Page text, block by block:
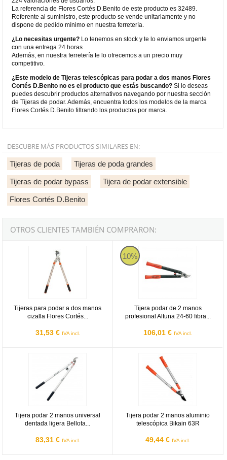
La referencia de Flores Cortés D.Benito de este producto es 32489.
Referente al suministro, este producto se vende unitariamente y no
dispone de pedido mínimo en nuestra ferretería.
¿Lo necesitas urgente? Lo tenemos en stock y te lo enviamos urgente
con una entrega 24 horas .
Además, en nuestra ferretería te lo ofrecemos a un precio muy
competitivo.
¿Este modelo de Tijeras telescópicas para podar a dos manos Flores
Cortés D.Benito no es el producto que estás buscando? Si lo deseas
puedes descubrir productos alternativos navegando por nuestra sección
de Tijeras de podar. Además, encuentra todos los modelos de la marca
Flores Cortés D.Benito filtrando los productos por marca.
DESCUBRE MÁS PRODUCTOS SIMILARES EN:
Tijeras de poda Tijeras de poda grandes
Tijeras de podar bypass Tijera de podar extensible
Flores Cortés D.Benito
OTROS CLIENTES TAMBIÉN COMPRARON:
Tijeras para podar a dos manos
cizalla Flores Cortés...
31,53 € IVA incl.
Tijeras para podar a dos manos cizalla Flores Cortés D.Benito
10%
Tijera podar de 2 manos
profesional Altuna 24-60 fibra...
106,01 € IVA incl.
Tijera podar de 2 manos
Tijera podar 2 manos universal
dentada ligera Bellota...
83,31 € IVA incl.
Tijera podar 2 manos aluminio
telescópica Bikain 63R
49,44 € IVA incl.